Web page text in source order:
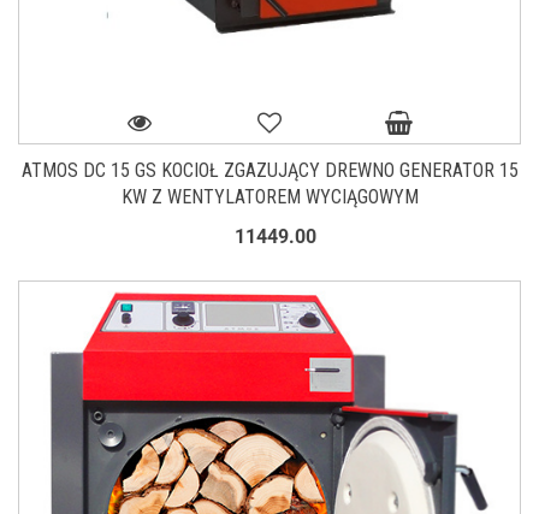
ATMOS DC 15 GS KOCIOŁ ZGAZUJĄCY DREWNO GENERATOR 15
KW Z WENTYLATOREM WYCIĄGOWYM
11449.00